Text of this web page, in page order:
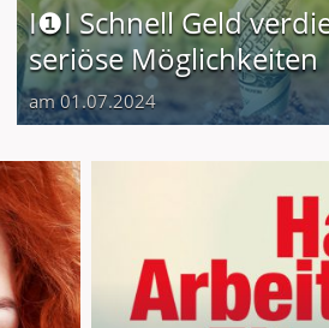
I❶I Schnell Geld
seriöse Möglichkeiten
am 01.07.2024